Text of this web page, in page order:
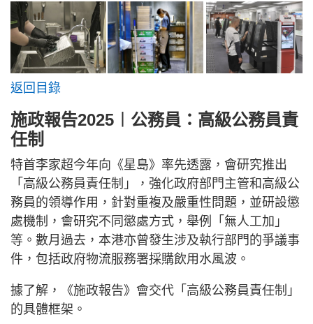
返回目錄
施政報告2025︱公務員：高級公務員責
任制
特首李家超今年向《星島》率先透露，會研究推出
「高級公務員責任制」，強化政府部門主管和高級公
務員的領導作用，針對重複及嚴重性問題，並研設懲
處機制，會研究不同懲處方式，舉例「無人工加」
等。數月過去，本港亦曾發生涉及執行部門的爭議事
件，包括政府物流服務署採購飲用水風波。
據了解，《施政報告》會交代「高級公務員責任制」
的具體框架。